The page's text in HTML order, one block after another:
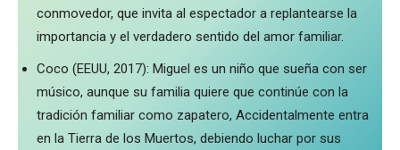
conmovedor, que invita al espectador a replantearse la
importancia y el verdadero sentido del amor familiar.
Coco (EEUU, 2017): Miguel es un niño que sueña con ser
músico, aunque su familia quiere que continúe con la
tradición familiar como zapatero, Accidentalmente entra
en la Tierra de los Muertos, debiendo luchar por sus